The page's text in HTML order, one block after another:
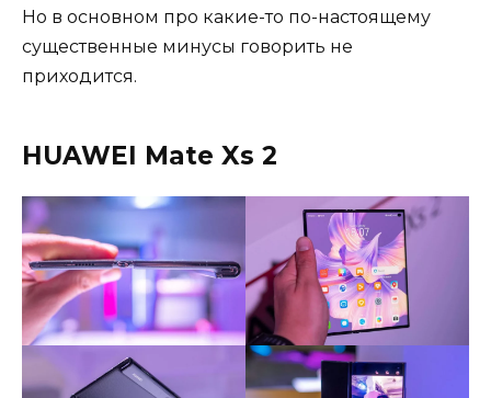
Но в основном про какие-то по-настоящему
существенные минусы говорить не
приходится.
HUAWEI Mate Xs 2